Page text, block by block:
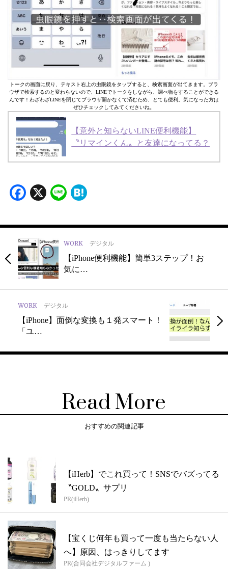
トークの画面に戻り、テキスト右上の虫眼鏡をタップすると、検索画面が出てきます。ブラ
ウザで検索するのと変わらないので、LINEでトークをしながら、調べ物をすることができる
んです！わざわざLINEを閉じてブラウザ開かなくて済むため、とても便利。気になった方は
ぜひチェックしてみてくださいね。
【意外と知らないLINE便利機能】
〝リマインくん〟と友達になってる？
Facebook
X Line
WORK デジタル
【iPhone便利機能】簡単3ステップ！お
気に…
WORK デジタル
【iPhone】面倒な変換も１発スマート！
「ユ…
Read More
おすすめの関連記事
【iHerb】でこれ買って！SNSでバズってる
〝GOLD〟サプリ
PR(iHerb)
【宝くじ何年も買って一度も当たらない人
へ】原因、はっきりしてます
PR(合同会社デジタルファーム )